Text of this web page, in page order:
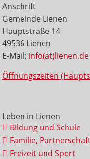
Anschrift
Gemeinde Lienen
Hauptstraße 14
49536 Lienen
E-Mail: info(at)lienen.de
Öffnungszeiten
Leben in Lienen
Bildung und Schule
Familie,
Freizeit und Sport